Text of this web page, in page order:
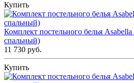
Купить
Комплект постельного белья
спальный)
11 730 руб.
Купить